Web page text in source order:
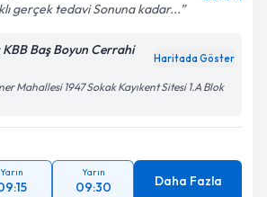
gerçek tedavi Sonuna kadar...
Baş Boyun Cerrahi
Haritada Göster
Mahallesi 1947 Sokak Kayıkent Sitesi 1.A Blok
Yarın Yarın
09:30 Daha Fazla